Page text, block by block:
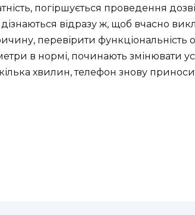
погіршується проведення
відразу ж, щоб вчасно
перевірити функціональність
в нормі, починають змінювати
хвилин, телефон знову